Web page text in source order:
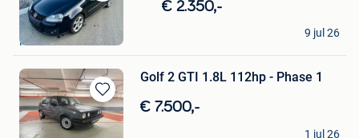
Bewaren
in
Mijn
Favorieten
€ 2.350,-
VAG-motorsport
Namur
9 jul 26
Bewaren
in
Mijn
Golf 2 GTI 1.8L 112hp - Phase 1
€ 7.500,-
Gainsbourg
1 jul 26